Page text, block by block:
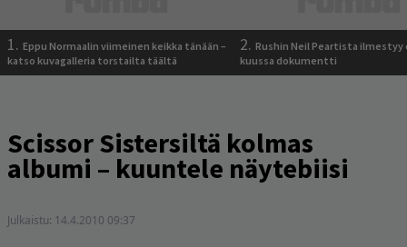
1. Eppu Normaalin viimeinen keikka tänään –
katso kuvagalleria torstailta täältä
2. Rushin Neil Peartista ilmestyy
kuussa dokumentti
Scissor Sistersiltä kolmas
albumi – kuuntele näytebiisi
Julkaistu: 14.4.2010 09:37